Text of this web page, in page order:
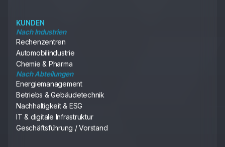
KUNDEN
Nach Industrien
Rechenzentren
Automobilindustrie
Chemie & Pharma
Nach Abteilungen
Energiemanagement
Betriebs & Gebäudetechnik
Nachhaltigkeit & ESG
IT & digitale Infrastruktur
Geschäftsführung / Vorstand